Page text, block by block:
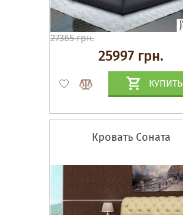
27365 грн.
25997 грн.
КУПИТЬ
Кровать Соната